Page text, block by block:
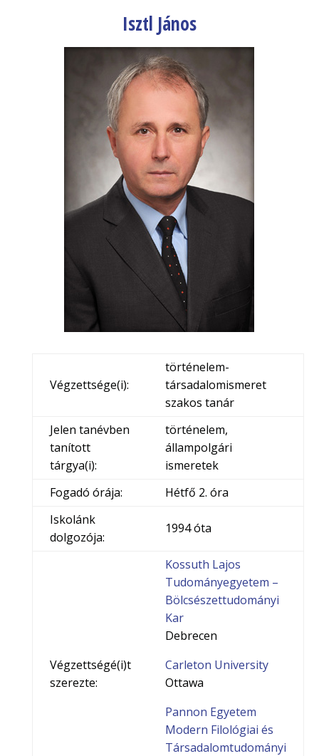
Isztl János
Végzettsége(i):
történelem-
társadalomismeret
szakos tanár
Jelen tanévben
tanított
tárgya(i):
történelem,
állampolgári
ismeretek
Fogadó órája:
Hétfő 2. óra
Iskolánk
dolgozója:
1994 óta
Végzettségé(i)t
szerezte:
Kossuth Lajos
Tudományegyetem –
Bölcsészettudományi
Kar
Debrecen
Carleton University
Ottawa
Pannon Egyetem
Modern Filológiai és
Társadalomtudományi